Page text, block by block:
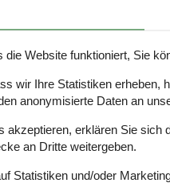
Website funktioniert, Sie
wir Ihre Statistiken erheben,
anonymisierte Daten an
akzeptieren, erklären Sie
an Dritte weitergeben.
Statistiken und/oder